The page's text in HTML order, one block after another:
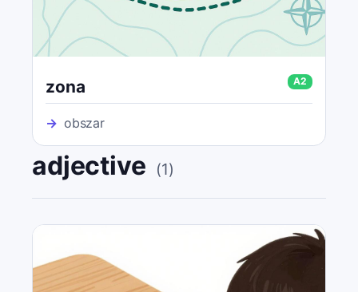
zona A2
→ obszar
adjective (1)